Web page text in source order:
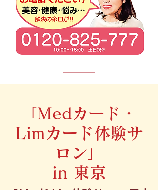
「Medカード・
Limカード体験サ
ロン」
in 東京